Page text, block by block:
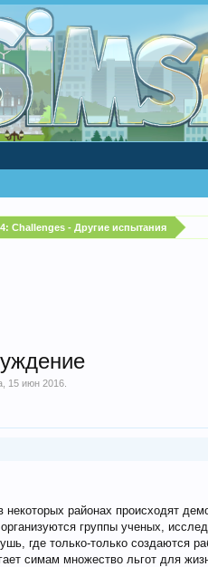
Challenges - Другие испытания
, 15 июн 2016.
некоторых районах происходят
группы ученых,
где только-только
симам множество льгот для